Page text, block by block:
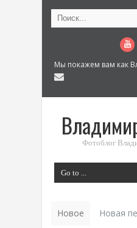
Мы покажем вам как
Фотоблог
Новое Новая